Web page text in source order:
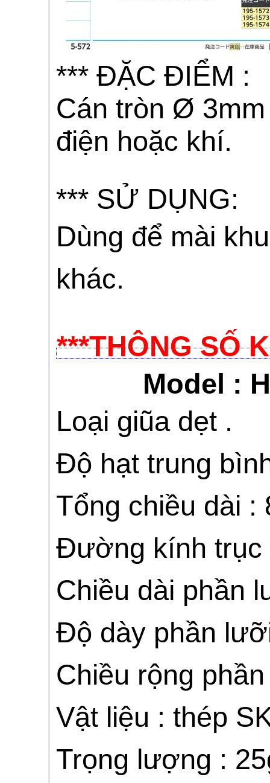
*** ĐẶC ĐIỂM :
Cán tròn Ø
điện hoặc khí.
*** SỬ DỤNG:
Dùng để mài
khác.
***THÔNG SỐ
Model :
Loại giũa dẹt .
Độ hạt trung
Tổng chiều dài :
Đường kính trục
Chiều dài phần
Độ dày phần
Chiều rộng
Vật liệu : thép
Trọng lượng :